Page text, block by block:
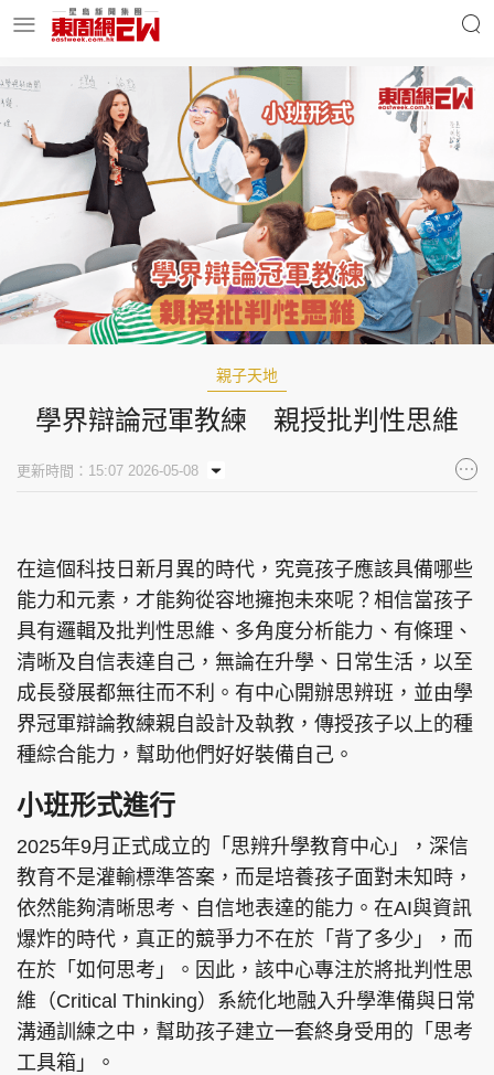
明星名人 時事財經
東周Ladies 優享生活
東周食玩通 會員活動
玄學靈異 東周專欄
東周刊 cazbuyer 東Touch
PCM 電腦廣場 星島頭條 星島日報
頭條日報 星島環球 The Standard
親子王 Oh!爸媽 JobMarket
親子天地
學界辯論冠軍教練 親授批判性思維
更新時間：15:07 2026-05-08
在這個科技日新月異的時代，究竟孩子應該具備哪些
能力和元素，才能夠從容地擁抱未來呢？相信當孩子
具有邏輯及批判性思維、多角度分析能力、有條理、
清晰及自信表達自己，無論在升學、日常生活，以至
成長發展都無往而不利。有中心開辦思辨班，並由學
界冠軍辯論教練親⾃設計及執教，傳授孩子以上的種
種綜合能力，幫助他們好好裝備自己。
小班形式進行
2025年9⽉正式成立的「思辨升學教育中⼼」，深信
教育不是灌輸標準答案，⽽是培養孩⼦⾯對未知時，
依然能夠清晰思考、⾃信地表達的能⼒。在AI與資訊
爆炸的時代，真正的競爭⼒不在於「背了多少」，⽽
在於「如何思考」。因此，該中心專注於將批判性思
維（Critical Thinking）系統化地融入升學準備與⽇常
溝通訓練之中，幫助孩⼦建立⼀套終⾝受⽤的「思考
⼯具箱」。